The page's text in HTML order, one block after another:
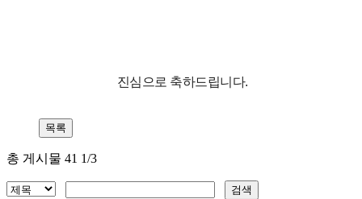
진심으로 축하드립니다.
총 게시물 41 1/3